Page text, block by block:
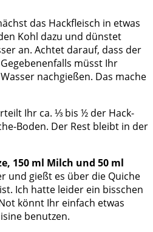
das Hackfleisch in etwas
Kohl dazu und dünstet
an. Achtet darauf, dass der
müsst Ihr
nachgießen. Das mache
Ihr ca. ⅓ bis ½ der Hack-
Boden. Der Rest bleibt in der
150 ml Milch und 50 ml
und gießt es über die Quiche
Ich hatte leider ein bisschen
könnt Ihr einfach etwas
benutzen.